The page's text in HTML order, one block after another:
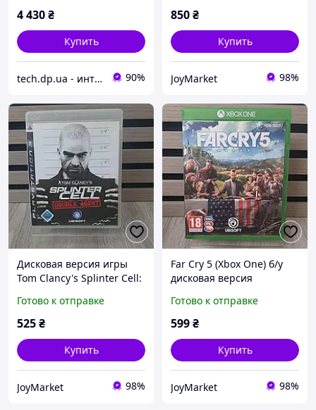
4 430₴
Купить
tech.dp.ua - интернет магазин 90%
850₴
Купить
JoyMarket 98%
Дисковая версия игры
Tom Clancy's Splinter Cell:
BLES00024
Готово к отправке
525₴
Купить
JoyMarket 98%
Far Cry 5 (Xbox One) б/у
дисковая версия
Готово к отправке
599₴
Купить
JoyMarket 98%